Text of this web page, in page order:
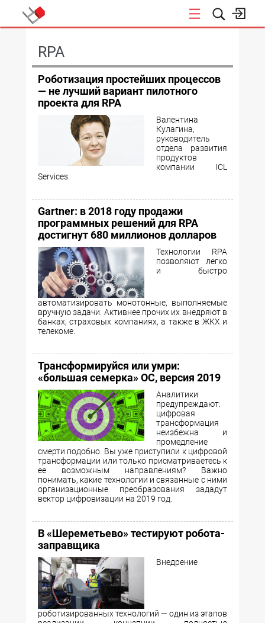
RPA
Роботизация простейших процессов
— не лучший вариант пилотного
проекта для RPA
Валентина
Кулагина,
руководитель
отдела развития
продуктов
компании ICL
Services.
Gartner: в 2018 году продажи
программных решений для RPA
достигнут 680 миллионов долларов
Технологии RPA
позволяют легко
и быстро
автоматизировать монотонные, выполняемые
вручную задачи. Активнее прочих их внедряют в
банках, страховых компаниях, а также в ЖКХ и
телекоме.
Трансформируйся или умри:
«большая семерка» ОC, версия 2019
Аналитики
предупреждают:
цифровая
трансформация
неизбежна и
промедление
смерти подобно. Вы уже приступили к цифровой
трансформации или только присматриваетесь к
ее возможным направлениям? Важно
понимать, какие технологии и связанные с ними
организационные преобразования зададут
вектор цифровизации на 2019 год.
В «Шереметьево» тестируют робота-
заправщика
Внедрение
роботизированных технологий — один из этапов